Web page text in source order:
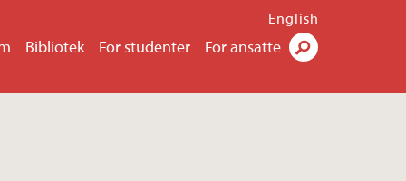
Bibliotek For studenter For ansatte
English